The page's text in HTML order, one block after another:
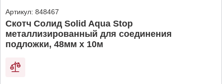
Артикул: 848467
Скотч Солид Solid Aqua Stop
металлизированный для соединения
подложки, 48мм х 10м